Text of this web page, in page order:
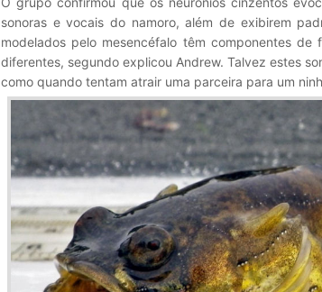
sonoras e vocais do namoro, além de exibirem
modelados pelo mesencéfalo têm componentes
diferentes, segundo explicou Andrew. Talvez estes
como quando tentam atrair uma parceira para um